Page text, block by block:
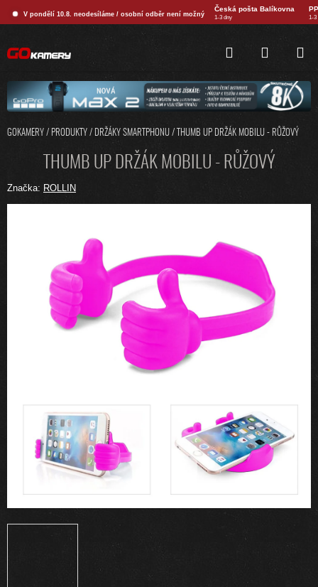
V pondělí 10.8. neodesíláme / osobní odběr není možný
Česká pošta Balíkovna
1-3 dny 1-3
HLEDAT NÁKUPNÍ
KOŠÍK
GOKAMERY / PRODUKTY / DRŽÁKY SMARTPHONU / THUMB UP DRŽÁK MOBILU - RŮŽOVÝ
THUMB UP DRŽÁK MOBILU - RŮŽOVÝ
Značka: ROLLIN